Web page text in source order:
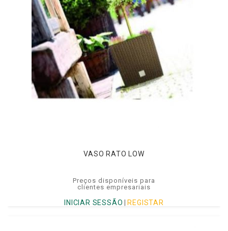
VASO RATO LOW
Preços disponíveis para
clientes empresariais
INICIAR SESSÃO REGISTAR